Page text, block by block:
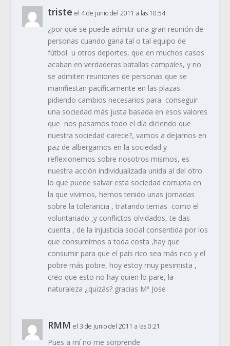
triste el 4 de junio del 2011 a las 10:54
¿por qué se puede admitir una gran reunión de
personas cuando gana tal o tal equipo de
fútbol u otros deportes, que en muchos casos
acaban en verdaderas batallas campales, y no
se admiten reuniones de personas que se
manifiestan pacíficamente en las plazas
pidiendo cambios necesarios para conseguir
una sociedad más justa basada en esos valores
que nos pasamos todo el día diciendo que
nuestra sociedad carece?, vamos a dejarnos en
paz de albergarnos en la sociedad y
reflexionemos sobre nosotros mismos, es
nuestra acción individualizada unida al del otro
lo que puede salvar esta sociedad corrupta en
la que vivimos, hemos tenido unas jornadas
sobre la tolerancia , tratando temas como el
voluntariado ,y conflictos olvidados, te das
cuenta , de la injusticia social consentida por los
que consumimos a toda costa ,hay que
consumir para que el país rico sea más rico y el
pobre más pobre, hoy estoy muy pesimista ,
creo que esto no hay quien lo pare, la
naturaleza ¿quizás? gracias Mª Jose
RMM el 3 de junio del 2011 a las 0:21
Pues a mí no me sorprende